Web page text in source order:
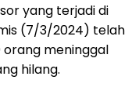
yang terjadi di
(7/3/2024) telah
orang meninggal
hilang.